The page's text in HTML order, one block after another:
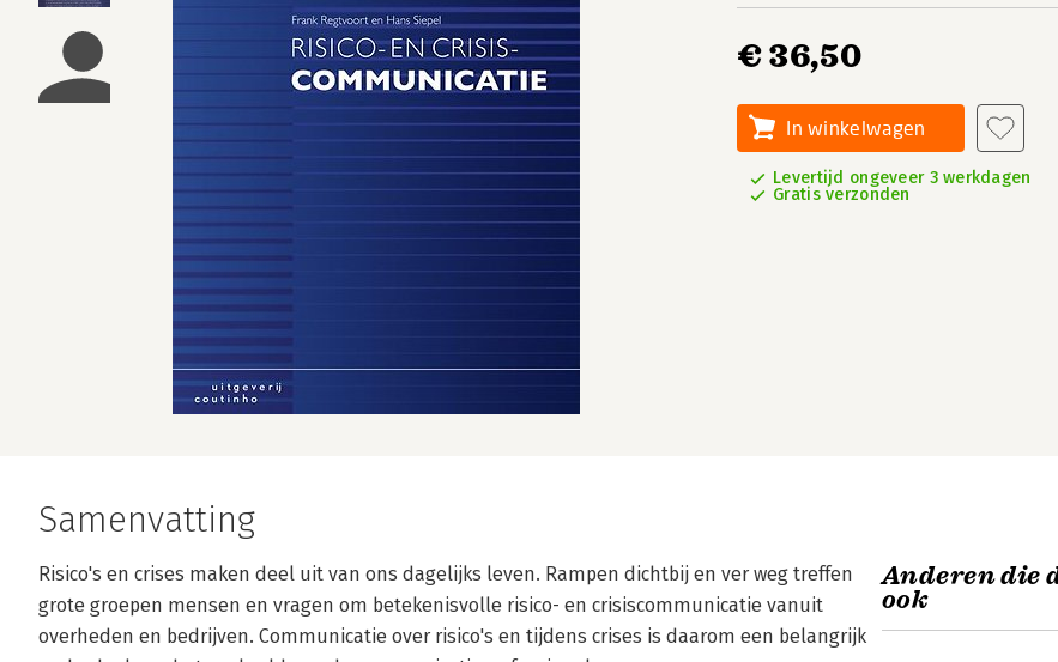
€ 36,50
In winkelwagen
Levertijd ongeveer 3 werkdagen
Gratis verzonden
Samenvatting
Risico's en crises maken deel uit van ons dagelijks leven. Rampen dichtbij en ver weg treffen
grote groepen mensen en vragen om betekenisvolle risico- en crisiscommunicatie vanuit
overheden en bedrijven. Communicatie over risico's en tijdens crises is daarom een belangrijk
Anderen die
ook